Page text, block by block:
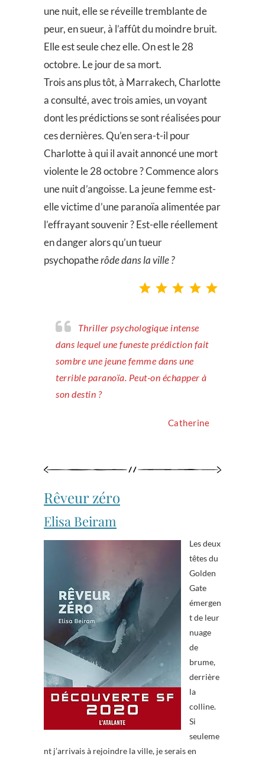
une nuit, elle se réveille tremblante de
peur, en sueur, à l’affût du moindre bruit.
Elle est seule chez elle. On est le 28
octobre. Le jour de sa mort.
Trois ans plus tôt, à Marrakech, Charlotte
a consulté, avec trois amies, un voyant
dont les prédictions se sont réalisées pour
ces dernières. Qu’en sera-t-il pour
Charlotte à qui il avait annoncé une mort
violente le 28 octobre ? Commence alors
une nuit d’angoisse. La jeune femme est-
elle victime d’une paranoïa alimentée par
l’effrayant souvenir ? Est-elle réellement
en danger alors qu’un tueur
psychopatherôde dans la ville ?
Thriller psychologique intense
dans lequel une funeste prédiction fait
sombre une jeune femme dans une
terrible paranoïa. Peut-on échapper à
son destin ?
Catherine
Rêveur zéro
Elisa Beiram
Les deux
têtes du
Golden
Gate
émergen
t de leur
nuage
de
brume,
derrière
la
colline.
Si
seuleme
nt j’arrivais à rejoindre la ville, je serais en